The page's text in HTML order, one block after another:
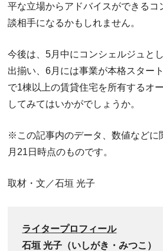
平な立場からアドバイスができるコ
談相手になるかもしれません。
今後は、5月中にコンシェルジュと
出揃い、6月には事業が本格スター
で1棟以上の賃貸住宅を所有するオ
してみてはいかがでしょうか。
※この記事内のデータ、数値などに
月21日時点のものです。
取材・文／石垣 光子
ライタープロフィール
石垣 光子（いしがき・みつこ）